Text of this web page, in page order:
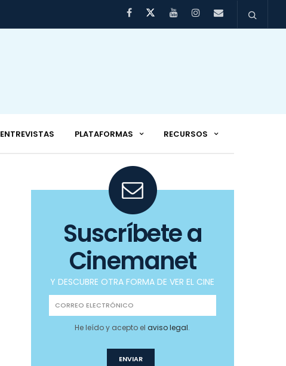
ENTREVISTAS PLATAFORMAS RECURSOS
Suscríbete a
Cinemanet
Y DESCUBRE OTRA FORMA DE VER EL CINE
He leído y acepto elaviso legal.